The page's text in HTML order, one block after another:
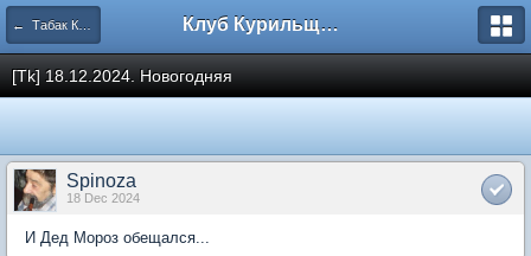
← Табак Коллегия Клуб Курильщиков Трубки
[Tk] 18.12.2024. Новогодняя
Spinoza
18 Dec 2024
И Дед Мороз обещался...